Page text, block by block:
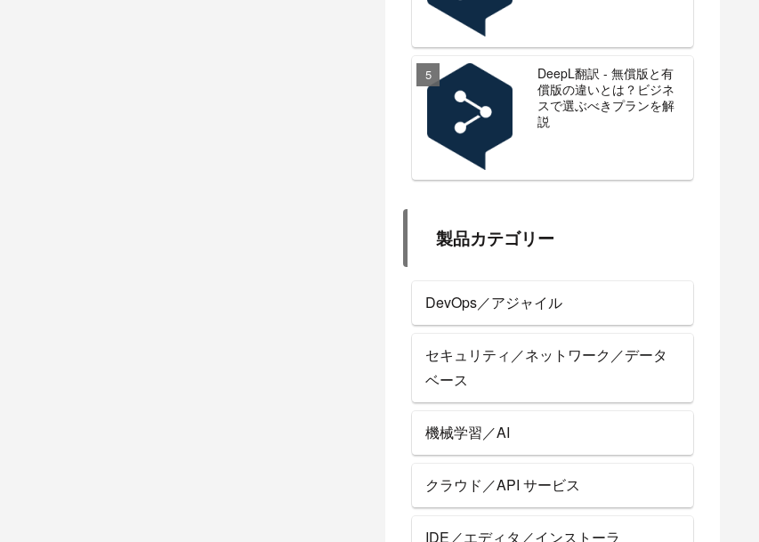
DeepL翻訳 - 無償版と有
償版の違いとは？ビジネ
スで選ぶべきプランを解
説
製品カテゴリー
DevOps／アジャイル
セキュリティ／ネットワーク／データ
ベース
機械学習／AI
クラウド／API サービス
IDE／エディタ／インストーラ